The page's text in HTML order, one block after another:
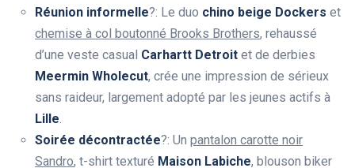
Réunion informelle?: Le duo chino beige Dockers et
chemise à col boutonné Brooks Brothers, rehaussé
d’une veste casual Carhartt Detroit et de derbies
Meermin Wholecut, crée une impression de sérieux
sans raideur, largement adopté par les jeunes actifs à
Lille.
Soirée décontractée?: Un pantalon carotte noir
Sandro, t-shirt texturé Maison Labiche, blouson biker